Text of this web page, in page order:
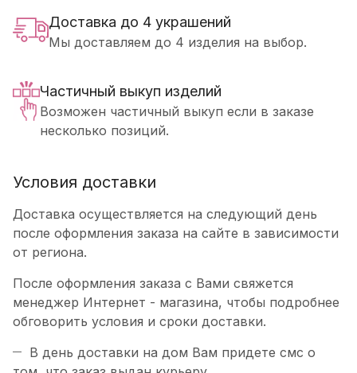
Доставка до 4 украшений
Мы доставляем до 4 изделия на выбор.
Частичный выкуп изделий
Возможен частичный выкуп если в заказе
несколько позиций.
Условия доставки
Доставка осуществляется на следующий день
после оформления заказа на сайте в зависимости
от региона.
После оформления заказа с Вами свяжется
менеджер Интернет - магазина, чтобы подробнее
обговорить условия и сроки доставки.
В день доставки на дом Вам придете смс о